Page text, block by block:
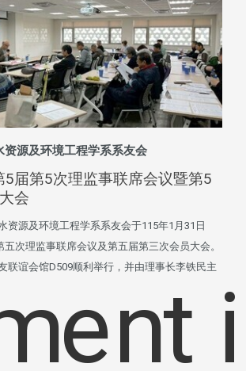
资源及环境工程学系系友会
5届第5次理监事联席会议暨第5
会
资源及环境工程学系系友会于115年1月31日
次理监事联席会议及第五届第三次会员大会。
联谊会馆D509顺利举行，并由理事长李铁民主